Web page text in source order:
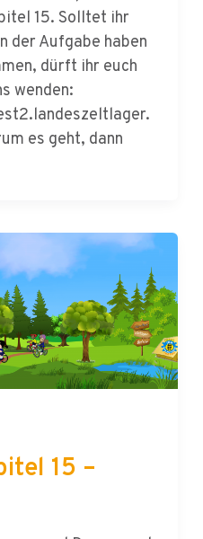
dürft ihr euch
wenden:
es geht, dann
15 –
und Damen und